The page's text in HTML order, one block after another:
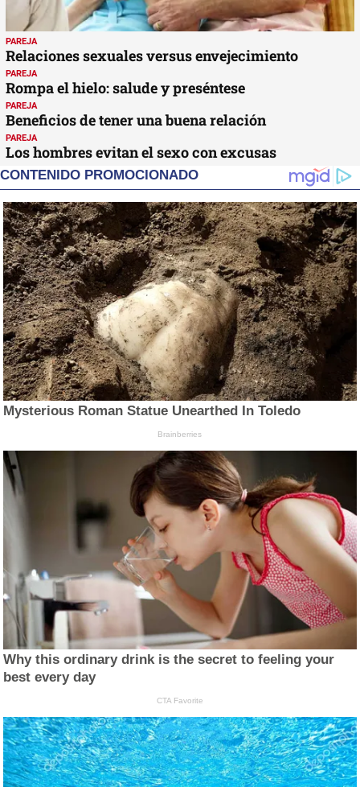
PAREJA
Relaciones sexuales versus envejecimiento
PAREJA
Rompa el hielo: salude y preséntese
PAREJA
Beneficios de tener una buena relación
PAREJA
Los hombres evitan el sexo con excusas
CONTENIDO PROMOCIONADO
Mysterious Roman Statue Unearthed In Toledo
Brainberries
Why this ordinary drink is the secret to feeling your
best every day
CTA Favorite